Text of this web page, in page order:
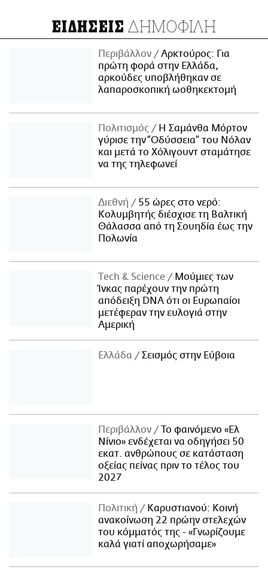
ΕΙΔΗΣΕΙΣ ΔΗΜΟΦΙΛΗ
Περιβάλλον
Αρκτούρος: Για
πρώτη φορά στην Ελλάδα,
αρκούδες υποβλήθηκαν σε
λαπαροσκοπική ωοθηκεκτομή
Πολιτισμός
Η Σαμάνθα Μόρτον
γύρισε την “Οδύσσεια” του Νόλαν
και μετά το Χόλιγουντ σταμάτησε
να της τηλεφωνεί
Διεθνή
55 ώρες στο νερό:
Κολυμβητής διέσχισε τη Βαλτική
Θάλασσα από τη Σουηδία έως την
Πολωνία
Τech & Science
Μούμιες των
Ίνκας παρέχουν την πρώτη
απόδειξη DNA ότι οι Ευρωπαίοι
μετέφεραν την ευλογιά στην
Αμερική
Ελλάδα Σεισμός στην Εύβοια
Περιβάλλον
Το φαινόμενο «Ελ
Νίνιο» ενδέχεται να οδηγήσει 50
εκατ. ανθρώπους σε κατάσταση
οξείας πείνας πριν το τέλος του
2027
Πολιτική
Καρυστιανού: Κοινή
ανακοίνωση 22 πρώην στελεχών
του κόμματός της - «Γνωρίζουμε
καλά γιατί αποχωρήσαμε»